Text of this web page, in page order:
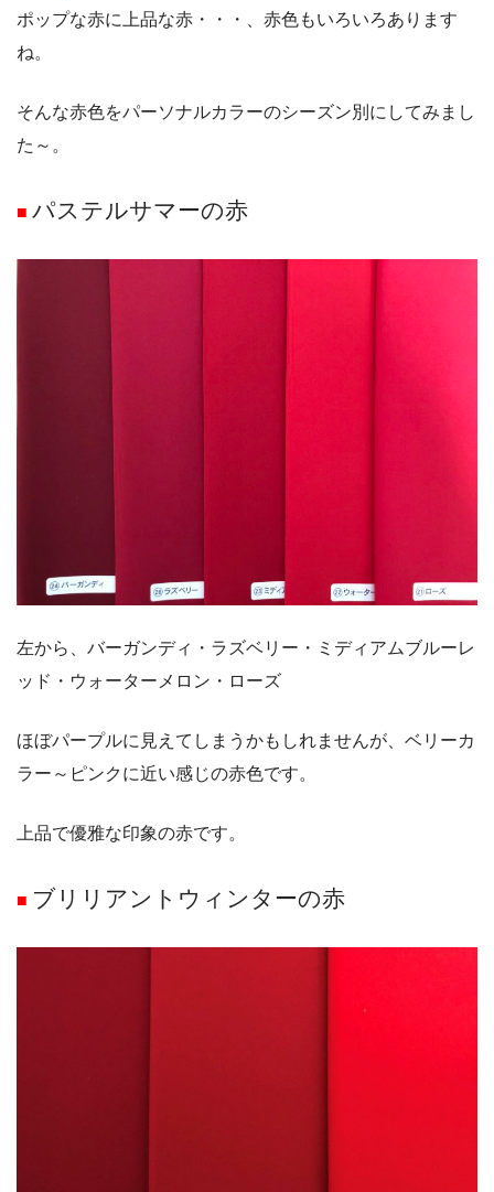
ポップな赤に上品な赤・・・、赤色もいろいろあります
ね。
そんな赤色をパーソナルカラーのシーズン別にしてみまし
た～。
■ パステルサマーの赤
左から、バーガンディ・ラズベリー・ミディアムブルーレ
ッド・ウォーターメロン・ローズ
ほぼパープルに見えてしまうかもしれませんが、ベリーカ
ラー～ピンクに近い感じの赤色です。
上品で優雅な印象の赤です。
■ ブリリアントウィンターの赤